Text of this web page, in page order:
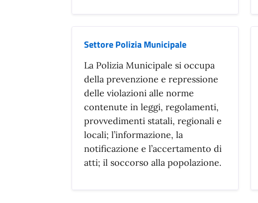
Settore Polizia Municipale
La Polizia Municipale si occupa
della prevenzione e repressione
delle violazioni alle norme
contenute in leggi, regolamenti,
provvedimenti statali, regionali e
locali; l’informazione, la
notificazione e l’accertamento di
atti; il soccorso alla popolazione.